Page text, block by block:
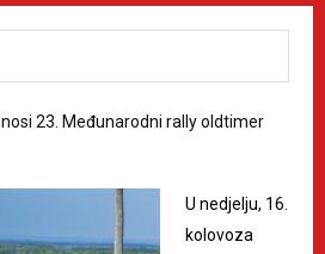
23. Međunarodni rally oldtimer
U nedjelju, 16.
kolovoza